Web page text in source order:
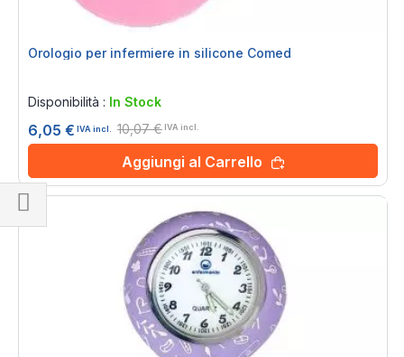
Orologio per infermiere in silicone Comed
Disponibilità : In Stock
6,05 € IVA incl. 10,07 € IVA incl.
Aggiungi al Carrello
Naviga